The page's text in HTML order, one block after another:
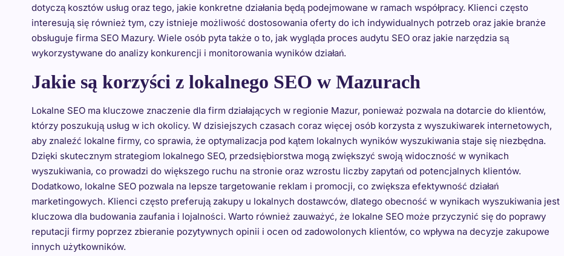
dotyczą kosztów usług oraz tego, jakie konkretne działania będą podejmowane w ramach współpracy. Klienci często
interesują się również tym, czy istnieje możliwość dostosowania oferty do ich indywidualnych potrzeb oraz jakie branże
obsługuje firma SEO Mazury. Wiele osób pyta także o to, jak wygląda proces audytu SEO oraz jakie narzędzia są
wykorzystywane do analizy konkurencji i monitorowania wyników działań.
Jakie są korzyści z lokalnego SEO w Mazurach
Lokalne SEO ma kluczowe znaczenie dla firm działających w regionie Mazur, ponieważ pozwala na dotarcie do klientów,
którzy poszukują usług w ich okolicy. W dzisiejszych czasach coraz więcej osób korzysta z wyszukiwarek internetowych,
aby znaleźć lokalne firmy, co sprawia, że optymalizacja pod kątem lokalnych wyników wyszukiwania staje się niezbędna.
Dzięki skutecznym strategiom lokalnego SEO, przedsiębiorstwa mogą zwiększyć swoją widoczność w wynikach
wyszukiwania, co prowadzi do większego ruchu na stronie oraz wzrostu liczby zapytań od potencjalnych klientów.
Dodatkowo, lokalne SEO pozwala na lepsze targetowanie reklam i promocji, co zwiększa efektywność działań
marketingowych. Klienci często preferują zakupy u lokalnych dostawców, dlatego obecność w wynikach wyszukiwania jest
kluczowa dla budowania zaufania i lojalności. Warto również zauważyć, że lokalne SEO może przyczynić się do poprawy
reputacji firmy poprzez zbieranie pozytywnych opinii i ocen od zadowolonych klientów, co wpływa na decyzje zakupowe
innych użytkowników.